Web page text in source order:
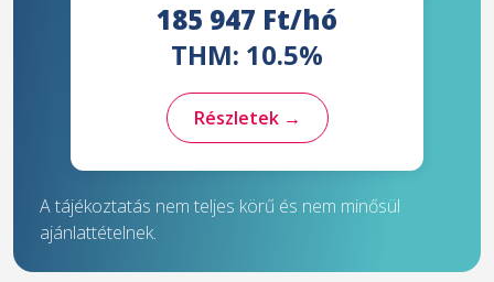
185 947 Ft/hó
THM: 10.5%
Részletek →
A tájékoztatás nem teljes körű és nem minősül
ajánlattételnek.